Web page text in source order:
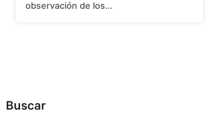
observación de los...
Buscar